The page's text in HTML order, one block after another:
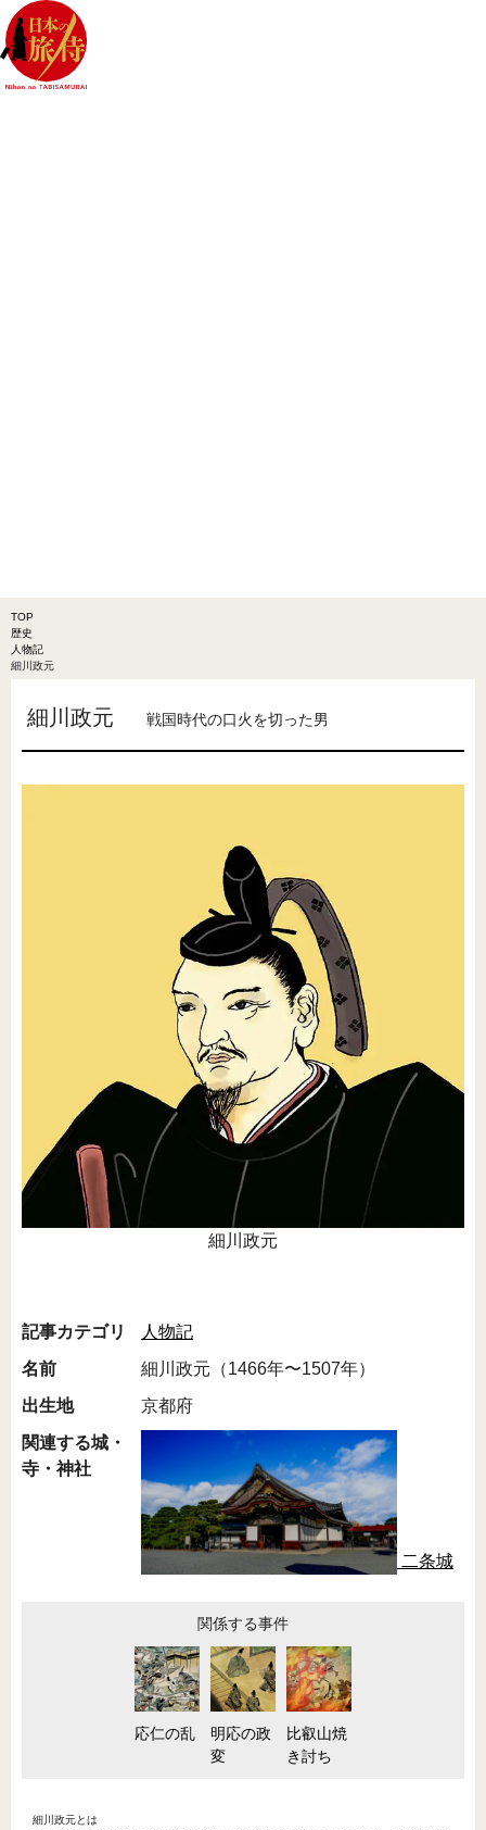
TOP
歴史
人物記
細川政元
細川政元 戦国時代の口火を切った男
細川政元
記事カテゴリ
人物記
名前
細川政元（1466年〜1507年）
出生地
京都府
関連する城・
寺・神社
二条城
関係する事件
応仁の乱
明応の政
変
比叡山焼
き討ち
細川政元とは